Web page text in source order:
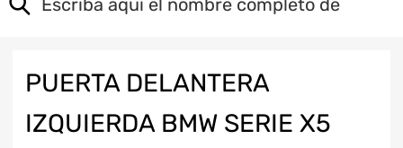
PUERTA DELANTERA
IZQUIERDA BMW SERIE X5